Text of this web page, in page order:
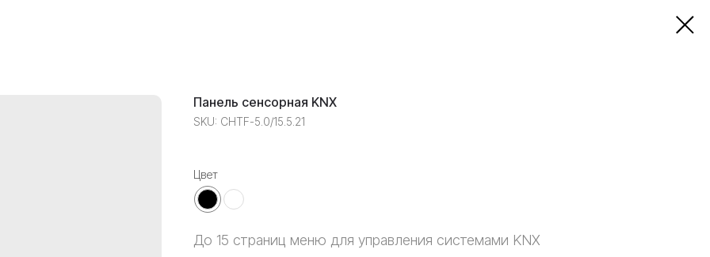
Панель сенсорная KNX
SKU: CHTF-5.0/15.5.21
Цвет
До 15 страниц меню для управления системами KNX